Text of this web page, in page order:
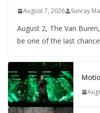
August 7, 2026 Sunray
August 2, The Van
be one of the last